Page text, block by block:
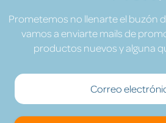
Prometemos no llenarte el buzón
vamos a enviarte mails de
productos nuevos y alguna